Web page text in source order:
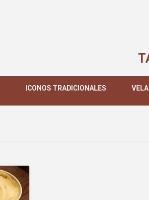
ICONOS TRADICIONALES